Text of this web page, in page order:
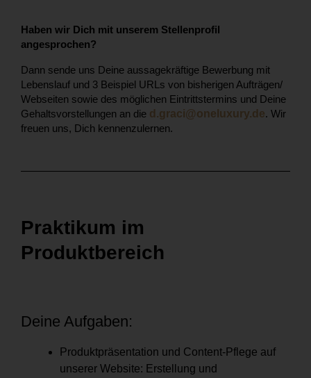
Haben wir Dich mit unserem Stellenprofil
angesprochen?
Dann sende uns Deine aussagekräftige Bewerbung mit
Lebenslauf und 3 Beispiel URLs von bisherigen Aufträgen/
Webseiten sowie des möglichen Eintrittstermins und Deine
Gehaltsvorstellungen an die d.graci@oneluxury.de. Wir
freuen uns, Dich kennenzulernen.
Praktikum im
Produktbereich
Deine Aufgaben:
Produktpräsentation und Content-Pflege auf
unserer Website: Erstellung und